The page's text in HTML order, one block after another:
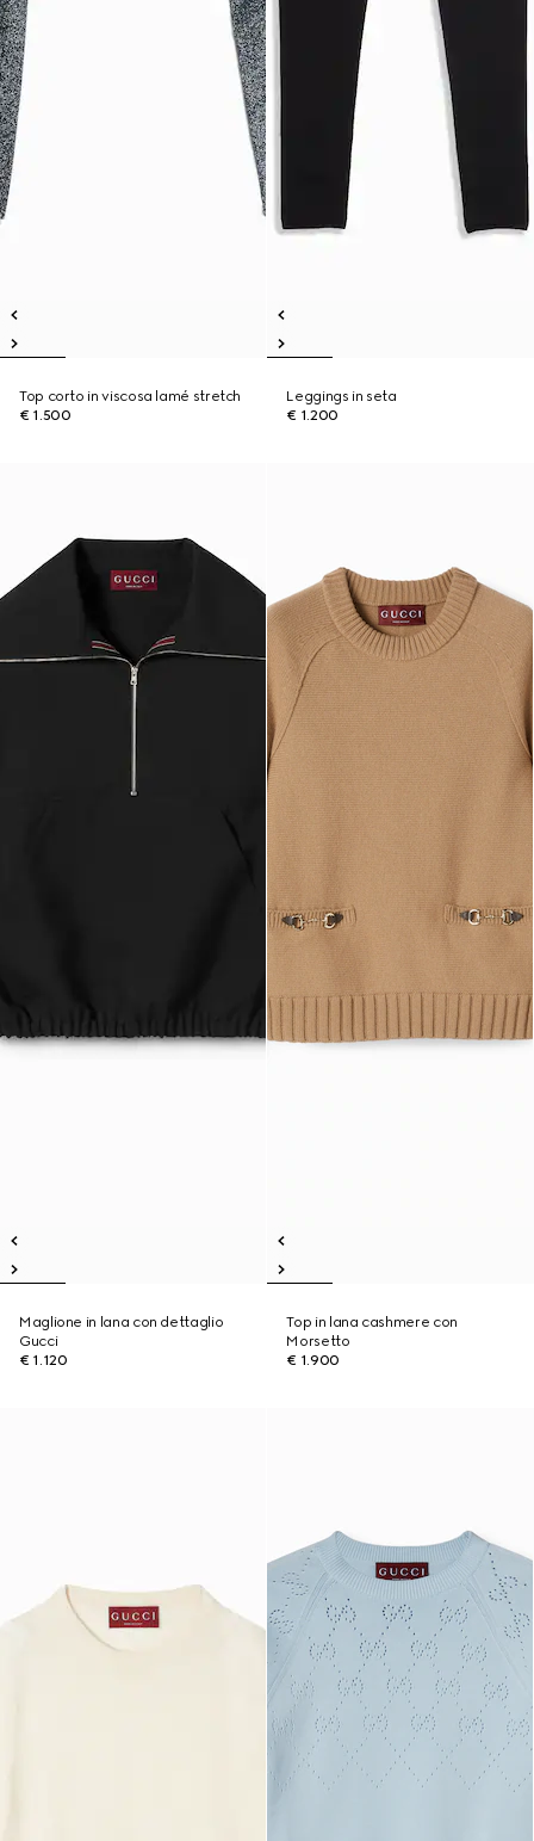
Top corto in viscosa lamé stretch
€ 1.500
Leggings in seta
€ 1.200
Maglione in lana con dettaglio
Gucci
€ 1.120
Top in lana cashmere con
Morsetto
€ 1.900